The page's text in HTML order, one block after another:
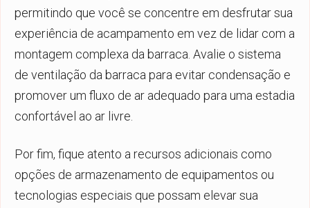
permitindo que você se concentre em desfrutar sua
experiência de acampamento em vez de lidar com a
montagem complexa da barraca. Avalie o sistema
de ventilação da barraca para evitar condensação e
promover um fluxo de ar adequado para uma estadia
confortável ao ar livre.
Por fim, fique atento a recursos adicionais como
opções de armazenamento de equipamentos ou
tecnologias especiais que possam elevar sua